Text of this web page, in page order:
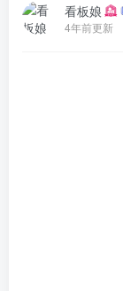
看板娘
4年前更新